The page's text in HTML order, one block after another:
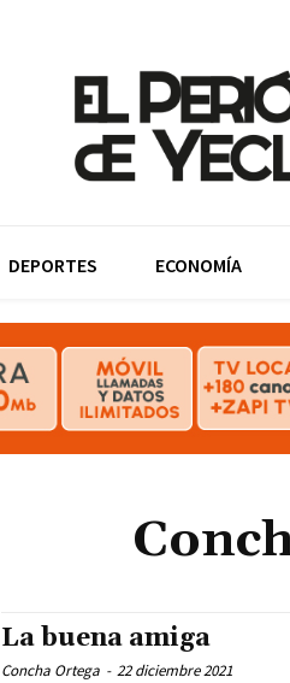
DEPORTES ECONOMÍA
La buena amiga
Concha Ortega - 22 diciembre 2021